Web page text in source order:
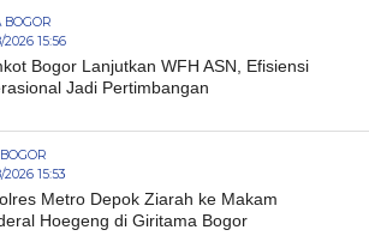
BOGOR
2026 15:56
Bogor Lanjutkan WFH ASN, Efisiensi
Jadi Pertimbangan
2026 15:53
Metro Depok Ziarah ke Makam
Hoegeng di Giritama Bogor